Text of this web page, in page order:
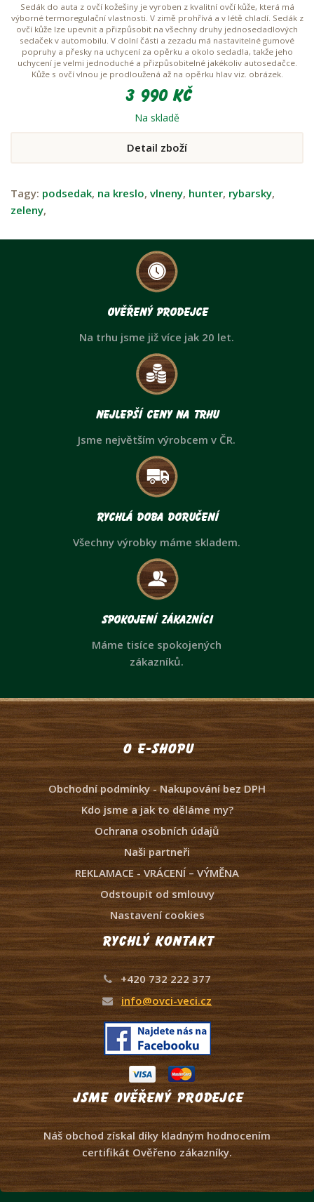
Sedák do auta z ovčí kožešiny je vyroben z kvalitní ovčí kůže, která má
výborné termoregulační vlastnosti. V zimě prohřívá a v létě chladí. Sedák z
ovčí kůže lze upevnit a přizpůsobit na všechny druhy jednosedadlových
sedaček v automobilu. V dolní části a zezadu má nastavitelné gumové
popruhy a přesky na uchycení za opěrku a okolo sedadla, takže jeho
uchycení je velmi jednoduché a přizpůsobitelné jakékoliv autosedačce.
Kůže s ovčí vlnou je prodloužená až na opěrku hlav viz. obrázek.
3 990 Kč
Na skladě
Detail zboží
Tagy: podsedak, na kreslo, vlneny, hunter, rybarsky,
zeleny,
Ověřený prodejce
Na trhu jsme již více jak 20 let.
Nejlepší ceny na trhu
Jsme největším výrobcem v ČR.
Rychlá doba doručení
Všechny výrobky máme skladem.
Spokojení zákazníci
Máme tisíce spokojených
zákazníků.
O e-shopu
Obchodní podmínky - Nakupování bez DPH
Kdo jsme a jak to děláme my?
Ochrana osobních údajů
Naši partneři
REKLAMACE - VRÁCENÍ – VÝMĚNA
Odstoupit od smlouvy
Nastavení cookies
Rychlý kontakt
+420 732 222 377
info@ovci-veci.cz
Jsme ověřený prodejce
Náš obchod získal díky kladným hodnocením
certifikát Ověřeno zákazníky.